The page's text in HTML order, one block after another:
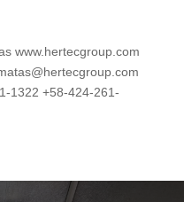
www.hertecgroup.com
1322 +58-424-261-